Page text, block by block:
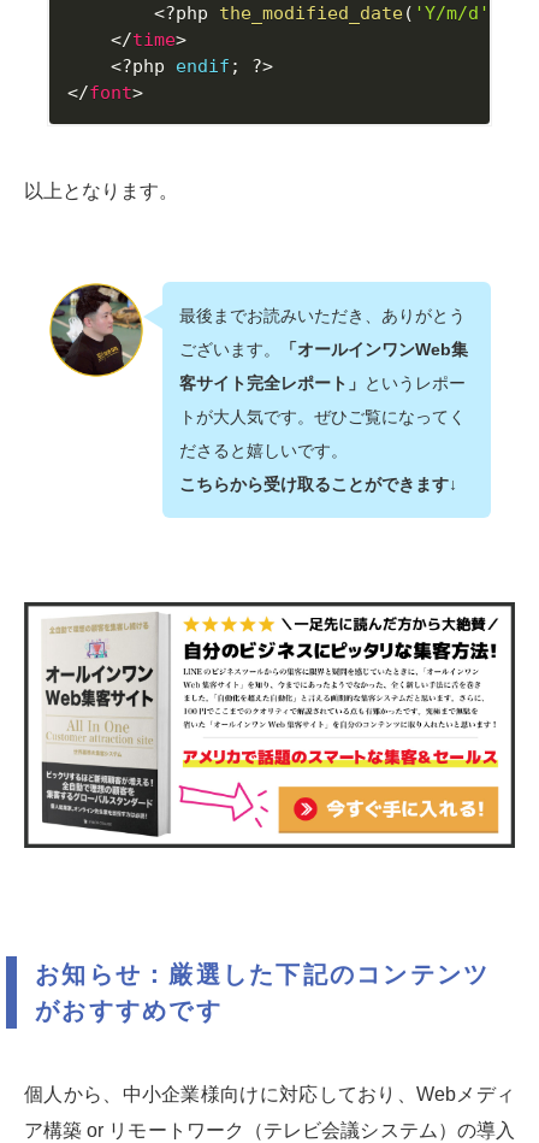
<?php
the_modified_date( 'Y/m/d'
</time>
<?php
endif ;
?>
</font>
以上となります。
最後までお読みいただき、ありがとう
ございます。
「オールインワンWeb集
客サイト完全レポート」 というレポー
トが大人気です。ぜひご覧になってく
ださると嬉しいです。
こちらから受け取ることができます↓
お知らせ：厳選した下記のコンテンツ
がおすすめです
個人から、中小企業様向けに対応しており、Webメディ
ア構築 or リモートワーク（テレビ会議システム）の導入